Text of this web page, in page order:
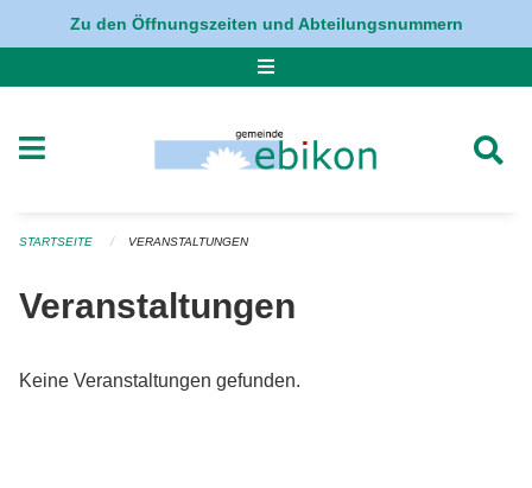
Navigation überspringen
Zu den Öffnungszeiten und Abteilungsnummern
STARTSEITE VERANSTALTUNGEN
Veranstaltungen
Keine Veranstaltungen gefunden.